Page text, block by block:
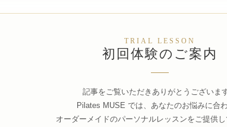
TRIAL LESSON
初回体験のご案内
記事をご覧いただきありがとうございます
Pilates MUSE では、あなたのお悩みに合
オーダーメイドのパーソナルレッスンをご提供し